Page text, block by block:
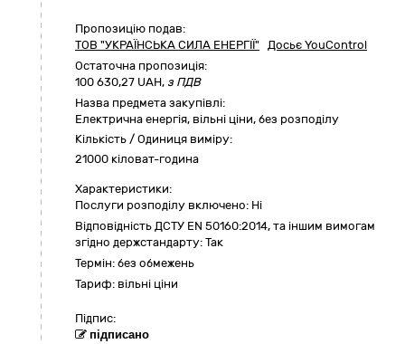
Пропозицію подав:
ТОВ "УКРАЇНСЬКА СИЛА ЕНЕРГІЇ" Досьє YouControl
Остаточна пропозиція:
100 630,27 UAH, з ПДВ
Назва предмета закупівлі:
Електрична енергія, вільні ціни, без розподілу
Кількість / Одиниця виміру:
21000 кіловат-година
Характеристики:
Послуги розподілу включено: Ні
Відповідність ДСТУ EN 50160:2014, та іншим вимогам
згідно держстандарту: Так
Термін: без обмежень
Тариф: вільні ціни
Підпис:
підписано